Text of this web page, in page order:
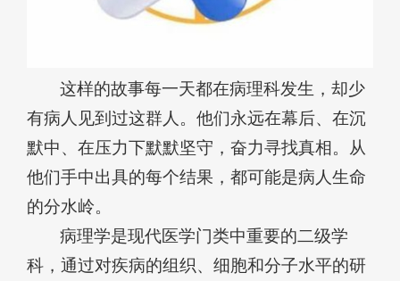
这样的故事每一天都在病理科发生，却少
有病人见到过这群人。他们永远在幕后、在沉
默中、在压力下默默坚守，奋力寻找真相。从
他们手中出具的每个结果，都可能是病人生命
的分水岭。
病理学是现代医学门类中重要的二级学
科，通过对疾病的组织、细胞和分子水平的研